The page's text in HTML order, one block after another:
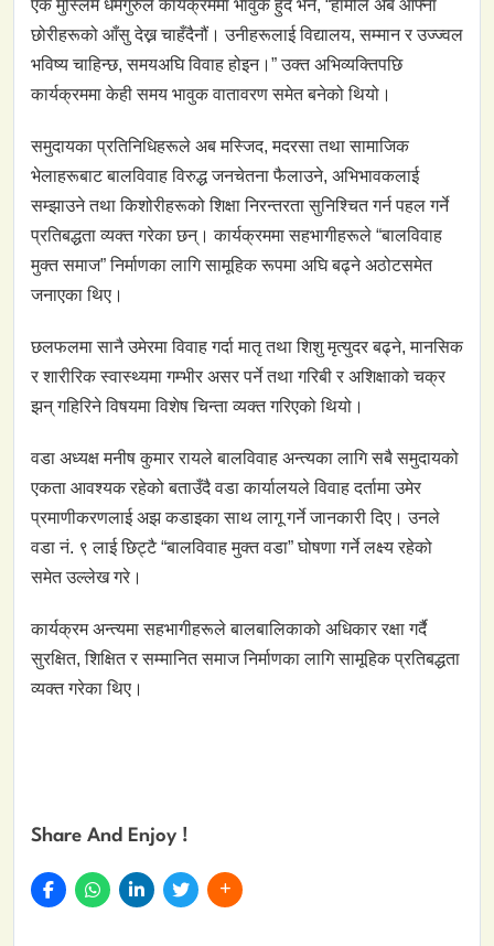
एक मुस्लिम धर्मगुरुले कार्यक्रममा भावुक हुँदै भने, “हामीले अब आफ्ना
छोरीहरूको आँसु देख्न चाहँदैनौं। उनीहरूलाई विद्यालय, सम्मान र उज्ज्वल
भविष्य चाहिन्छ, समयअघि विवाह होइन।” उक्त अभिव्यक्तिपछि
कार्यक्रममा केही समय भावुक वातावरण समेत बनेको थियो।
समुदायका प्रतिनिधिहरूले अब मस्जिद, मदरसा तथा सामाजिक
भेलाहरूबाट बालविवाह विरुद्ध जनचेतना फैलाउने, अभिभावकलाई
सम्झाउने तथा किशोरीहरूको शिक्षा निरन्तरता सुनिश्चित गर्न पहल गर्ने
प्रतिबद्धता व्यक्त गरेका छन्। कार्यक्रममा सहभागीहरूले “बालविवाह
मुक्त समाज” निर्माणका लागि सामूहिक रूपमा अघि बढ्ने अठोटसमेत
जनाएका थिए।
छलफलमा सानै उमेरमा विवाह गर्दा मातृ तथा शिशु मृत्युदर बढ्ने, मानसिक
र शारीरिक स्वास्थ्यमा गम्भीर असर पर्ने तथा गरिबी र अशिक्षाको चक्र
झन् गहिरिने विषयमा विशेष चिन्ता व्यक्त गरिएको थियो।
वडा अध्यक्ष मनीष कुमार रायले बालविवाह अन्त्यका लागि सबै समुदायको
एकता आवश्यक रहेको बताउँदै वडा कार्यालयले विवाह दर्तामा उमेर
प्रमाणीकरणलाई अझ कडाइका साथ लागू गर्ने जानकारी दिए। उनले
वडा नं. ९ लाई छिट्टै “बालविवाह मुक्त वडा” घोषणा गर्ने लक्ष्य रहेको
समेत उल्लेख गरे।
कार्यक्रम अन्त्यमा सहभागीहरूले बालबालिकाको अधिकार रक्षा गर्दै
सुरक्षित, शिक्षित र सम्मानित समाज निर्माणका लागि सामूहिक प्रतिबद्धता
व्यक्त गरेका थिए।
Share And Enjoy !